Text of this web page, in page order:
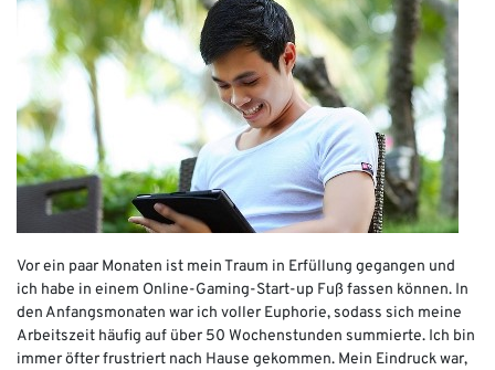
Vor ein paar Monaten ist mein Traum in Erfüllung gegangen und
ich habe in einem Online-Gaming-Start-up Fuß fassen können. In
den Anfangsmonaten war ich voller Euphorie, sodass sich meine
Arbeitszeit häufig auf über 50 Wochenstunden summierte. Ich bin
immer öfter frustriert nach Hause gekommen. Mein Eindruck war,